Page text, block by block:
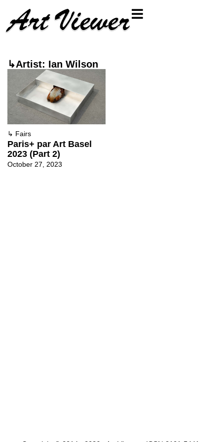
↳Artist: Ian Wilson
↳ Fairs
Paris+ par Art Basel
2023 (Part 2)
October 27, 2023